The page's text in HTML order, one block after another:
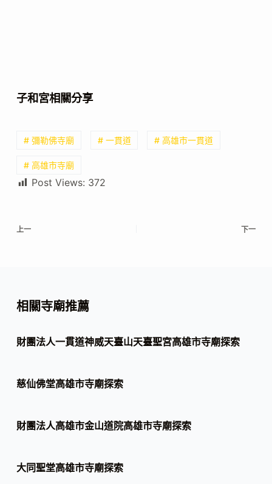
子和宮相關分享
# 彌勒佛寺廟 # 一貫道 # 高雄市一貫道
# 高雄市寺廟
Post Views: 372
上一 下一
相關寺廟推薦
財團法人一貫道神威天臺山天臺聖宮高雄市寺廟探索
慈仙佛堂高雄市寺廟探索
財團法人高雄市金山道院高雄市寺廟探索
大同聖堂高雄市寺廟探索